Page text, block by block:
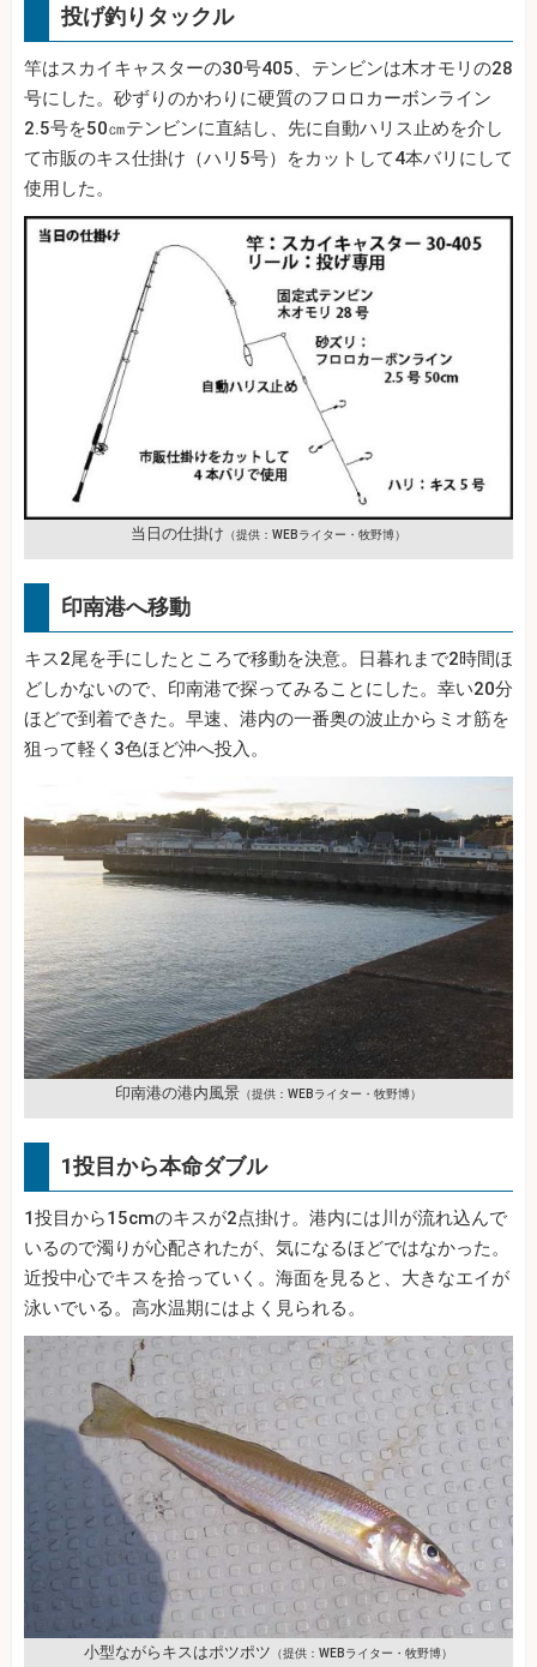
投げ釣りタックル
竿はスカイキャスターの30号405、テンビンは木オモリの28
号にした。砂ずりのかわりに硬質のフロロカーボンライン
2.5号を50㎝テンビンに直結し、先に自動ハリス止めを介し
て市販のキス仕掛け（ハリ5号）をカットして4本バリにして
使用した。
当日の仕掛け （提供：WEBライター・牧野博）
印南港へ移動
キス2尾を手にしたところで移動を決意。日暮れまで2時間ほ
どしかないので、印南港で探ってみることにした。幸い20分
ほどで到着できた。早速、港内の一番奥の波止からミオ筋を
狙って軽く3色ほど沖へ投入。
印南港の港内風景 （提供：WEBライター・牧野博）
1投目から本命ダブル
1投目から15cmのキスが2点掛け。港内には川が流れ込んで
いるので濁りが心配されたが、気になるほどではなかった。
近投中心でキスを拾っていく。海面を見ると、大きなエイが
泳いでいる。高水温期にはよく見られる。
小型ながらキスはポツポツ （提供：WEBライター・牧野博）